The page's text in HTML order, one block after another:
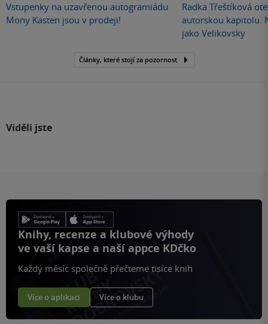
Vstupenky na uzavřenou autogramiádu
Mony Kasten jsou v prodeji!
Radka Třeštíková
autorskou kapitolu.
jako Velikovsky
Články, které stojí za pozornost
Viděli jste
Knihy, recenze a klubové výhody
ve vaší kapse a naší appce KDčko
Každý měsíc společně přečteme tisíce knih
Více o aplikaci Více o klubu